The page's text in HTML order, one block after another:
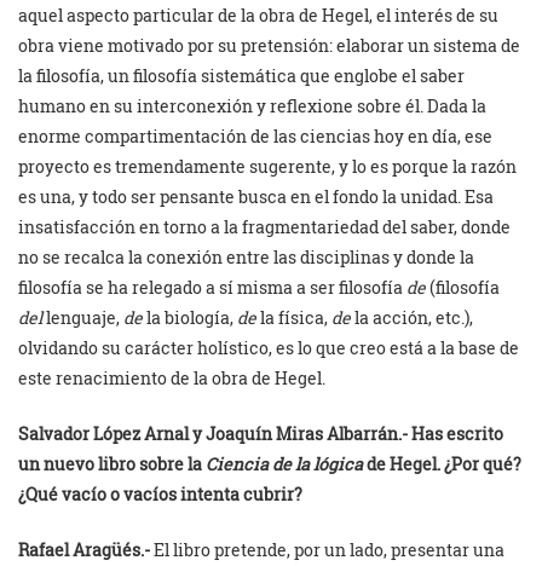
aquel aspecto particular de la obra de Hegel, el interés de su
obra viene motivado por su pretensión: elaborar un sistema de
la filosofía, un filosofía sistemática que englobe el saber
humano en su interconexión y reflexione sobre él. Dada la
enorme compartimentación de las ciencias hoy en día, ese
proyecto es tremendamente sugerente, y lo es porque la razón
es una, y todo ser pensante busca en el fondo la unidad. Esa
insatisfacción en torno a la fragmentariedad del saber, donde
no se recalca la conexión entre las disciplinas y donde la
filosofía se ha relegado a sí misma a ser filosofía de(filosofía
dellenguaje, dela biología, dela física, dela acción, etc.),
olvidando su carácter holístico, es lo que creo está a la base de
este renacimiento de la obra de Hegel.
Salvador López Arnal yJoaquín Miras Albarrán.- Has escrito
un nuevo libro sobre la Ciencia de la lógicade Hegel. ¿Por qué?
¿Qué vacío o vacíos intenta cubrir?
Rafael Aragüés.-El libro pretende, por un lado, presentar una